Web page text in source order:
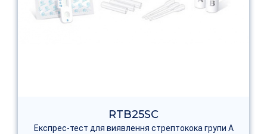
RTB25SC
Експрес-тест для виявлення стрептокока групи А